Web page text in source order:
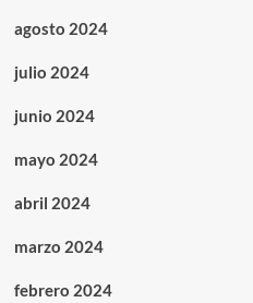
agosto 2024
julio 2024
junio 2024
mayo 2024
abril 2024
marzo 2024
febrero 2024